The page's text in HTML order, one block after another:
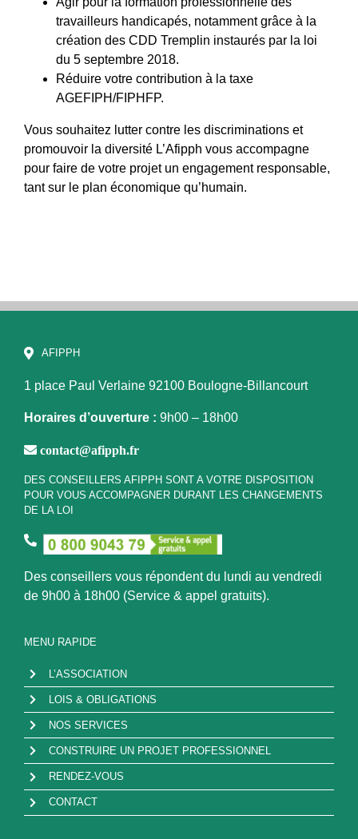
travailleurs handicapés, notamment grâce à la
création des CDD Tremplin instaurés par la loi
du 5 septembre 2018.
Réduire votre contribution à la taxe
AGEFIPH/FIPHFP.
Vous souhaitez lutter contre les discriminations et
promouvoir la diversité L’Afipph vous accompagne
pour faire de votre projet un engagement responsable,
tant sur le plan économique qu’humain.
AFIPPH
1 place Paul Verlaine 92100 Boulogne-Billancourt
Horaires d’ouverture : 9h00 – 18h00
contact@afipph.fr
DES CONSEILLERS AFIPPH SONT A VOTRE DISPOSITION
POUR VOUS ACCOMPAGNER DURANT LES CHANGEMENTS
DE LA LOI
Des conseillers vous répondent du lundi au vendredi
de 9h00 à 18h00 (Service & appel gratuits).
MENU RAPIDE
L’ASSOCIATION
LOIS & OBLIGATIONS
NOS SERVICES
CONSTRUIRE UN PROJET PROFESSIONNEL
RENDEZ-VOUS
CONTACT